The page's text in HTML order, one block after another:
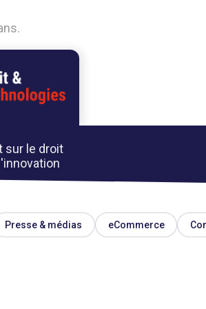
sur le droit
Presse & médias eCommerce